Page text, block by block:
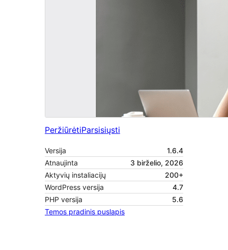
PeržiūrėtiParsisiųsti
Versija
1.6.4
Atnaujinta
3 birželio, 2026
Aktyvių instaliacijų
200+
WordPress versija
4.7
PHP versija
5.6
Temos pradinis puslapis